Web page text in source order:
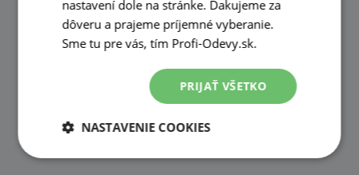
nastavení dole na stránke. Ďakujeme za
dôveru a prajeme príjemné vyberanie.
Sme tu pre vás, tím Profi-Odevy.sk.
PRIJAŤ VŠETKO
NASTAVENIE COOKIES